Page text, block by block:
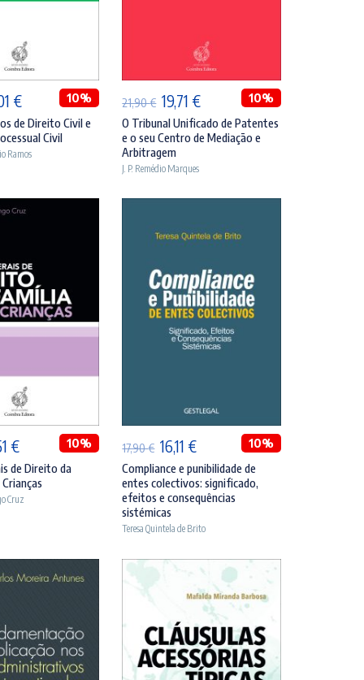
€O
preço
atual
10%
de Direito Civil e
Civil
Ramos
ADICIONAR
21,90€ O
preço
original
era:
19,71 €O
preço
atual
10%
O Tribunal Unificado de Patentes
e o seu Centro de Mediação e
Arbitragem
J. P. Remédio Marques
€O
preço
atual
10%
de Direito da
Cruz
17,90€ O
preço
original
era:
17,90 €.
16,11 €O
preço
atual
16,11 €.
10%
Compliance e punibilidade de
entes colectivos: significado,
efeitos e consequências
sistémicas
Teresa Quintela de Brito